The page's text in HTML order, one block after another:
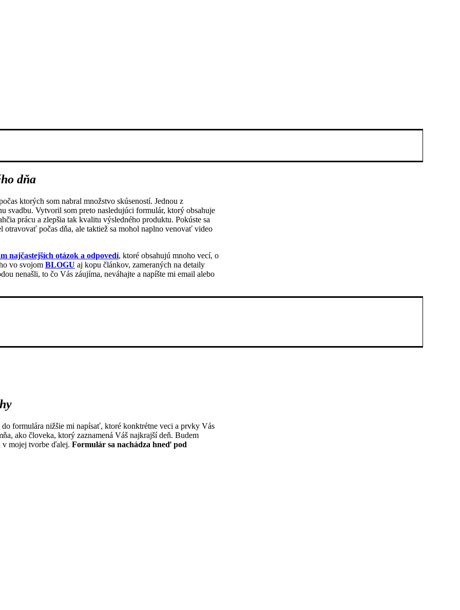
dňa
ktorých som nabral množstvo skúseností. Jednou z
svadbu. Vytvoril som preto nasledujúci formulár, ktorý obsahuje
prácu a zlepšia tak kvalitu výsledného produktu. Pokúste sa
počas dňa, ale taktiež sa mohol naplno venovať video
najčastejších otázok a odpovedí, ktoré obsahujú mnoho vecí, o
vo svojom BLOGU aj kopu článkov, zameraných na detaily
nenašli, to čo Vás záujíma, neváhajte a napíšte mi email alebo
formulára nižšie mi napísať, ktoré konktrétne veci a prvky Vás
ako človeka, ktorý zaznamená Váš najkrajší deň. Budem
v mojej tvorbe ďalej. Formulár sa nachádza hneď pod